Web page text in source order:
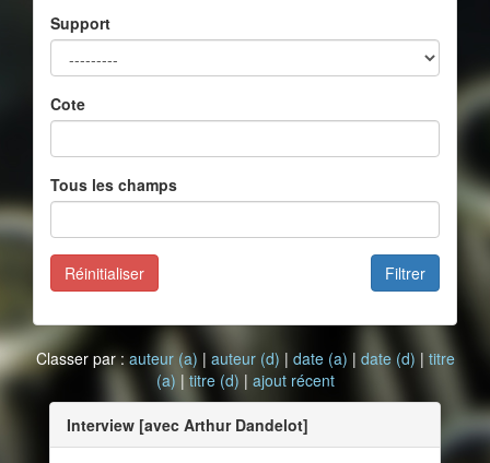
Support
Cote
Tous les champs
Filtrer
Réinitialiser
Classer par :auteur (a) | auteur (d) | date (a) | date (d) | titre
(a) | titre (d) | ajout récent
Interview [avec Arthur Dandelot]